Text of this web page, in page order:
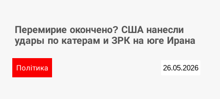
15:40
У Німеччині удар блискавки розділив навпіл
місто в Баварії
СЕРПЕНЬ
Перемирие окончено? США нанесли
удары по катерам и ЗРК на юге Ирана
Політика 26.05.2026